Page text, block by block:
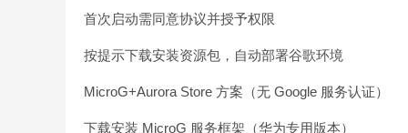
首次启动需同意协议并授予权限
按提示下载安装资源包，自动部署谷歌环境
MicroG+Aurora Store 方案（无 Google 服务认证）
下载安装 MicroG 服务框架（华为专用版本）